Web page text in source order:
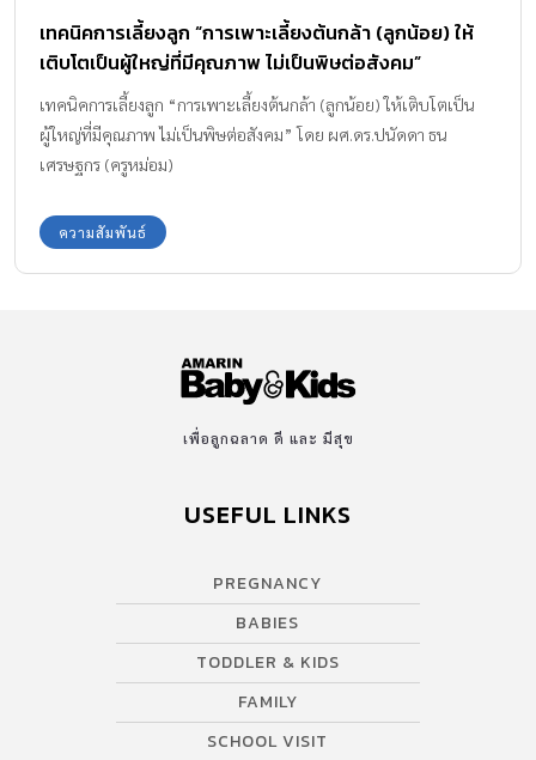
หรือห้องทำกิจกรรมของเด็กๆ ได้ ไม่ใช่แค่ตัวบ้านที่เราใส่ใจ พื้นที่ส่วน
กลางก็ให้ความสำคัญในการออกแบบและการใช้งานมากไม่แพ้กัน เรา
คำนึงถึงพัฒนาการของเด็กๆ Kid Space จึงเป็นพื้นที่ที่ออกแบบมาเพื่อ
เสริมสร้างจินตนาการ พร้อมเครื่องเล่นสำหรับเด็ก เพื่อพัฒนาการของ
ลูกน้อย หรือ Kid Room ห้องกิจกรรมสำหรับเด็ก ให้เด็กๆ มีพื้นที่
สำหรับการทำกิจกรรม และการเล่นนอกบ้านได้อย่างเต็มที่ […]
เทคนิคการเลี้ยงลูก “การเพาะเลี้ยงต้นกล้า (ลูกน้อย) ให้
เติบโตเป็นผู้ใหญ่ที่มีคุณภาพ ไม่เป็นพิษต่อสังคม”
เทคนิคการเลี้ยงลูก “การเพาะเลี้ยงต้นกล้า (ลูกน้อย) ให้เติบโตเป็น
ผู้ใหญ่ที่มีคุณภาพ ไม่เป็นพิษต่อสังคม” โดย ผศ.ดร.ปนัดดา ธน
เศรษฐกร (ครูหม่อม)
ความสัมพันธ์
เพื่อลูกฉลาด ดี และ มีสุข
USEFUL LINKS
PREGNANCY
BABIES
TODDLER & KIDS
FAMILY
SCHOOL VISIT